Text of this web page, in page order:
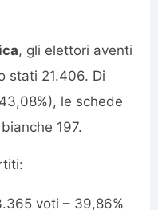
, gli elettori aventi
stati 21.406. Di
le schede
197.
voti – 39,86%